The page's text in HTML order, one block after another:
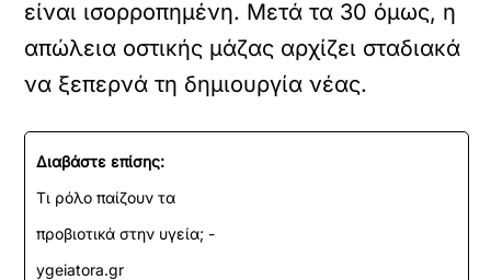
είναι ισορροπημένη. Μετά τα 30 όμως, η
απώλεια οστικής μάζας αρχίζει σταδιακά
να ξεπερνά τη δημιουργία νέας.
Διαβάστε επίσης:
Τι ρόλο παίζουν τα
προβιοτικά στην υγεία; -
ygeiatora.gr